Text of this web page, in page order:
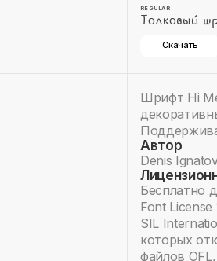
REGULAR
Толковый
Скачать
Шрифт Hi
Автор
Denis
Бесплатно
Font
SIL
которых
файлов